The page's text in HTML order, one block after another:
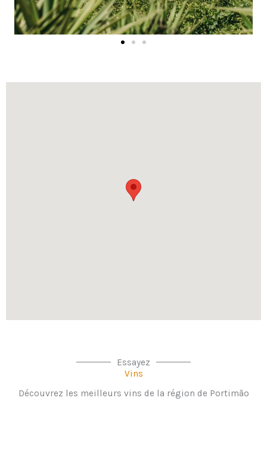
Essayez
Vins
Découvrez les meilleurs vins de la région de Portimão